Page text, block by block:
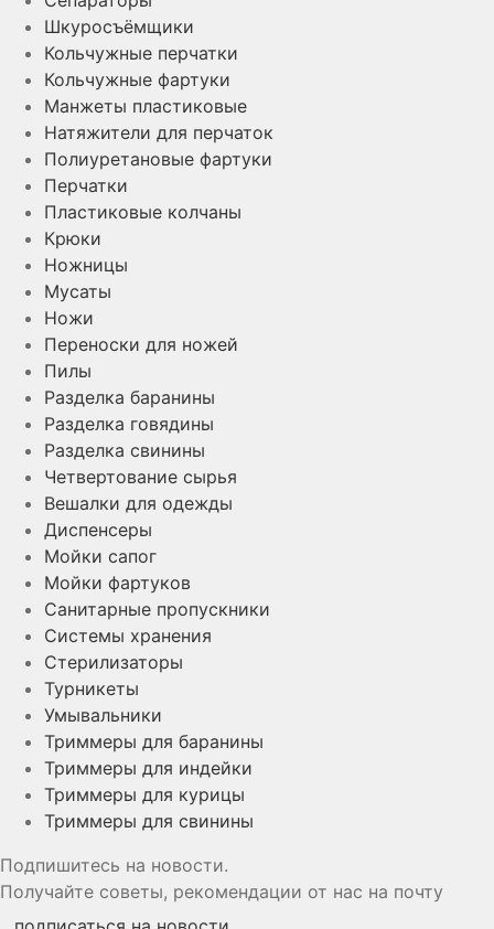
Шкуросъёмщики
Кольчужные перчатки
Кольчужные фартуки
Манжеты пластиковые
Натяжители для перчаток
Полиуретановые фартуки
Перчатки
Пластиковые колчаны
Крюки
Ножницы
Мусаты
Ножи
Переноски для ножей
Пилы
Разделка баранины
Разделка говядины
Разделка свинины
Четвертование сырья
Вешалки для одежды
Диспенсеры
Мойки сапог
Мойки фартуков
Санитарные пропускники
Системы хранения
Стерилизаторы
Турникеты
Умывальники
Триммеры для баранины
Триммеры для индейки
Триммеры для курицы
Триммеры для свинины
Подпишитесь на новости.
Получайте советы, рекомендации от нас на почту